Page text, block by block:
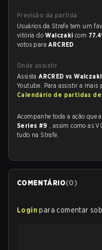
Previsão da partida
Usuários da Strafe tem um
vitória doWalczakicom
votos paraARCRED .
Onde assistir
AssistaARCRED vs Walczaki
Youtube. Para assistir a mais
Calendário de partidas de
Acompanhe toda a ação que
Series #9 , assim como as
tudo na Strafe.
COMENTÁRIO(0)
Login para comentar